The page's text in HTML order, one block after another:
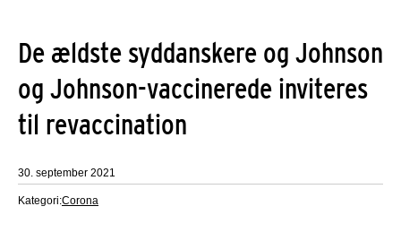
De ældste syddanskere og Johnson
og Johnson-vaccinerede inviteres
til revaccination
30. september 2021
Kategori:Corona